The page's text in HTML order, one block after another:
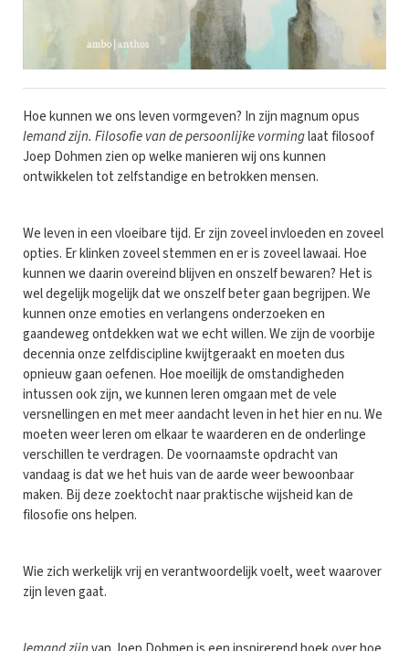
Hoe kunnen we ons leven vormgeven? In zijn magnum opus
Iemand zijn. Filosofie van de persoonlijke vorminglaat filosoof
Joep Dohmen zien op welke manieren wij ons kunnen
ontwikkelen tot zelfstandige en betrokken mensen.
We leven in een vloeibare tijd. Er zijn zoveel invloeden en zoveel
opties. Er klinken zoveel stemmen en er is zoveel lawaai. Hoe
kunnen we daarin overeind blijven en onszelf bewaren? Het is
wel degelijk mogelijk dat we onszelf beter gaan begrijpen. We
kunnen onze emoties en verlangens onderzoeken en
gaandeweg ontdekken wat we echt willen. We zijn de voorbije
decennia onze zelfdiscipline kwijtgeraakt en moeten dus
opnieuw gaan oefenen. Hoe moeilijk de omstandigheden
intussen ook zijn, we kunnen leren omgaan met de vele
versnellingen en met meer aandacht leven in het hier en nu. We
moeten weer leren om elkaar te waarderen en de onderlinge
verschillen te verdragen. De voornaamste opdracht van
vandaag is dat we het huis van de aarde weer bewoonbaar
maken. Bij deze zoektocht naar praktische wijsheid kan de
filosofie ons helpen.
Wie zich werkelijk vrij en verantwoordelijk voelt, weet waarover
zijn leven gaat.